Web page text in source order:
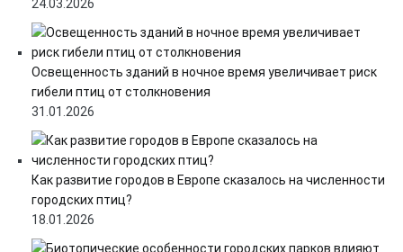
24.03.2026
Освещенность зданий в ночное время увеличивает риск
гибели птиц от столкновения
31.01.2026
Как развитие городов в Европе сказалось на численности
городских птиц?
18.01.2026